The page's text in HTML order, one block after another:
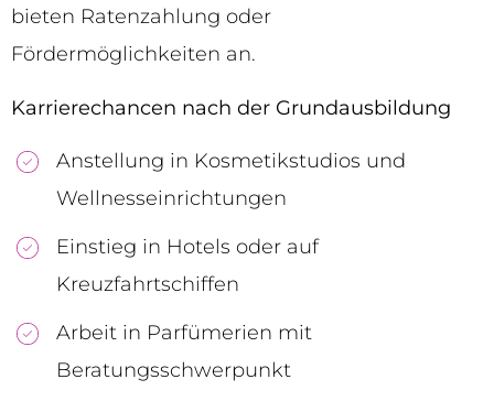
bieten Ratenzahlung oder
Fördermöglichkeiten an.
Karrierechancen nach der Grundausbildung
Anstellung in Kosmetikstudios und
Wellnesseinrichtungen
Einstieg in Hotels oder auf
Kreuzfahrtschiffen
Arbeit in Parfümerien mit
Beratungsschwerpunkt